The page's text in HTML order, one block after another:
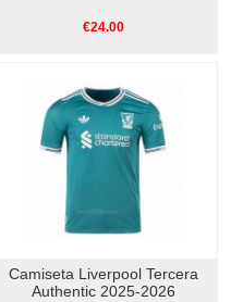
€24.00
Camiseta Liverpool Tercera
Authentic 2025-2026